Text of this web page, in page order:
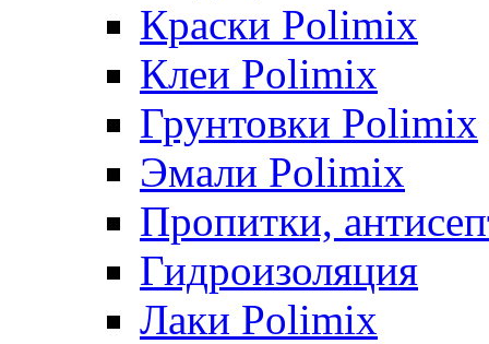
Краски Polimix
Клеи Polimix
Грунтовки Polimix
Эмали Polimix
Пропитки,
Гидроизоляция
Лаки Polimix